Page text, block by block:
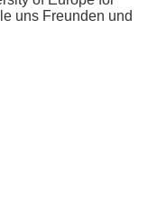
uns Freunden und